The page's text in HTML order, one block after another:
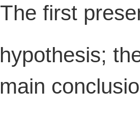
The first
hypothesis;
main